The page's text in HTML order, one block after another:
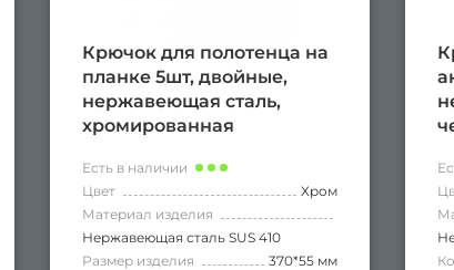
Крючок для полотенца на
планке 5шт, двойные,
нержавеющая сталь,
хромированная
Есть в наличии
Цвет
Хром
Материал изделия
Нержавеющая сталь SUS 410
Размер изделия
370*55 мм